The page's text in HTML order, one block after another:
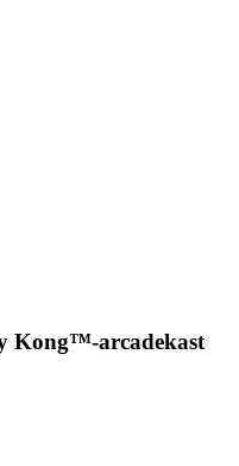
Kong™-arcadekast